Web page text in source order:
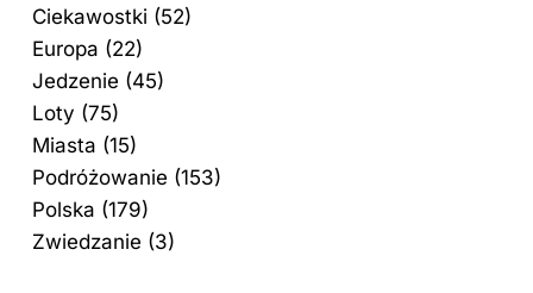
Ciekawostki (52)
Europa (22)
Jedzenie (45)
Loty (75)
Miasta (15)
Podróżowanie (153)
Polska (179)
Zwiedzanie (3)